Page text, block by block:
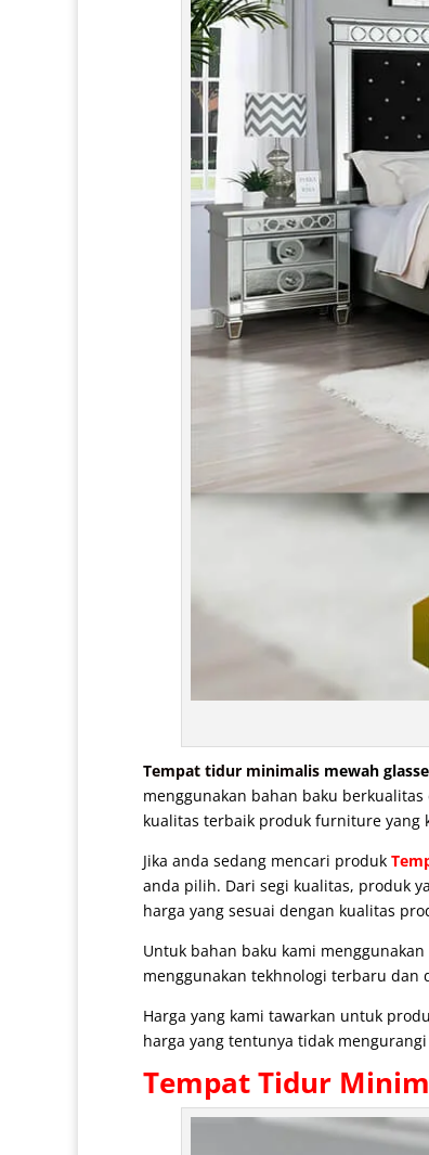
Tempat tidur minimalis mewah
menggunakan bahan baku
kualitas terbaik produk furniture
Jika anda sedang mencari produk
anda pilih. Dari segi kualitas, produk
harga yang sesuai dengan kualitas
Untuk bahan baku kami
menggunakan tekhnologi terbaru dan
Harga yang kami tawarkan untuk
harga yang tentunya tidak
Tempat Tidur